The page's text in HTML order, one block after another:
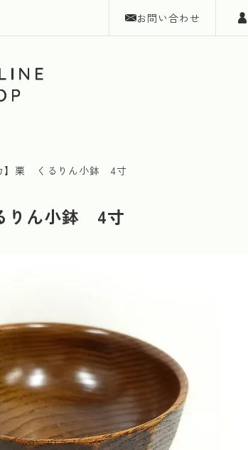
お問い合わせ
】栗 くるりん小鉢 4寸
りん小鉢 4寸